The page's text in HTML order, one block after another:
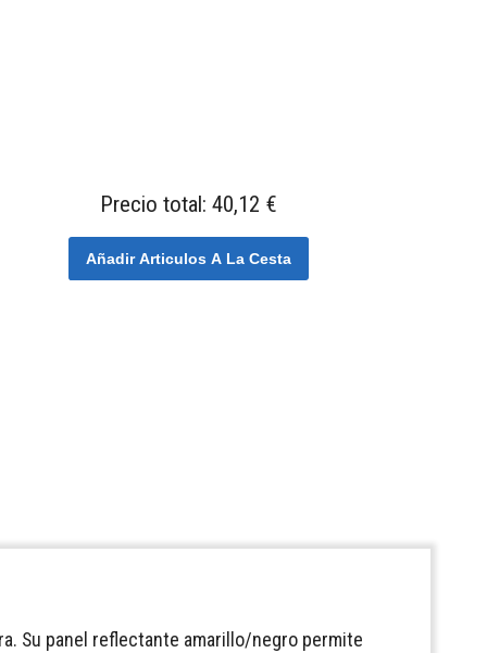
Precio total: 40,12 €
Añadir Articulos A La Cesta
Su panel reflectante amarillo/negro permite